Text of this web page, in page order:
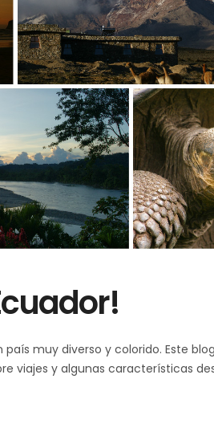
país muy diverso y colorido. Este
viajes y algunas características